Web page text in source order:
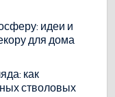
идеи и
для дома
как
стволовых